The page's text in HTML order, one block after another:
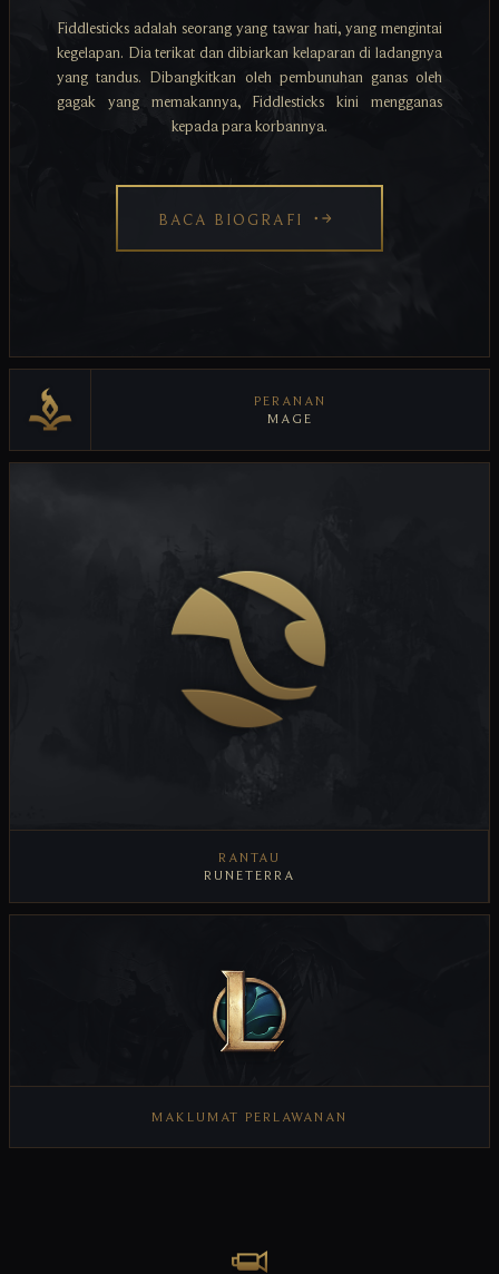
Fiddlesticks adalah seorang yang tawar hati, yang mengintai
kegelapan. Dia terikat dan dibiarkan kelaparan di ladangnya
yang tandus. Dibangkitkan oleh pembunuhan ganas oleh
gagak yang memakannya, Fiddlesticks kini mengganas
kepada para korbannya.
BACA BIOGRAFI
PERANAN
MAGE
RANTAU
RUNETERRA
MAKLUMAT PERLAWANAN